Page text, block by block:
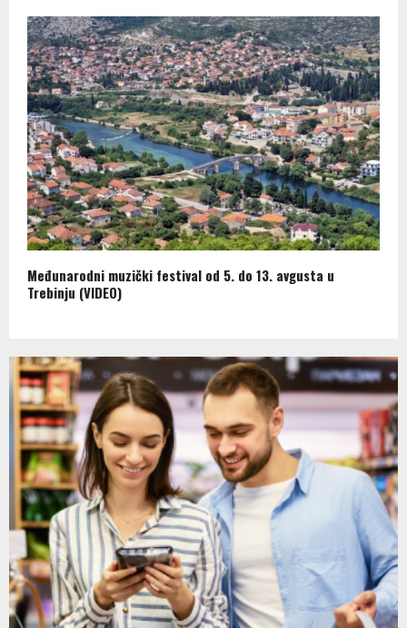
Međunarodni muzički festival od 5. do 13. avgusta u
Trebinju (VIDEO)